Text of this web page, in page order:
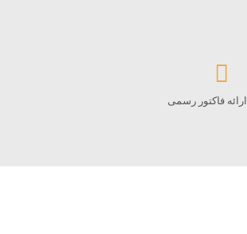
فاکتور رسمی